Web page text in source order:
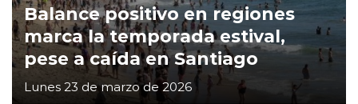
Balance positivo en regiones
marca la temporada estival,
pese a caída en Santiago
Lunes 23 de marzo de 2026